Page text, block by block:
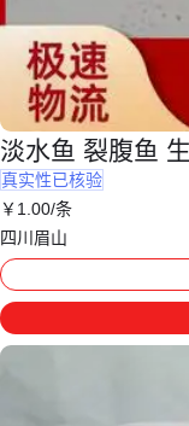
淡水鱼 裂腹鱼
真实性已核验
￥ 1.00/条
四川眉山